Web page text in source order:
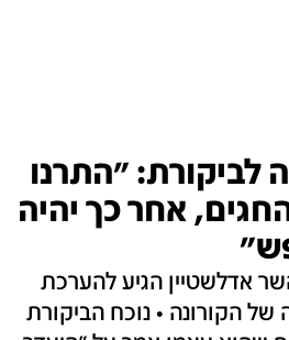
לביקורת: "התרנו
אחר כך יהיה
אדלשטיין הגיע להערכת
הקורונה • נוכח הביקורת